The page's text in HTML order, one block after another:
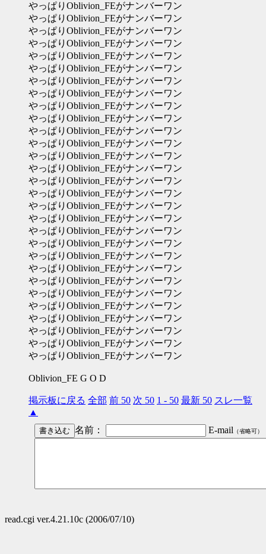
やっぱりOblivion_FEがナンバーワン
やっぱりOblivion_FEがナンバーワン
やっぱりOblivion_FEがナンバーワン
やっぱりOblivion_FEがナンバーワン
やっぱりOblivion_FEがナンバーワン
やっぱりOblivion_FEがナンバーワン
やっぱりOblivion_FEがナンバーワン
やっぱりOblivion_FEがナンバーワン
やっぱりOblivion_FEがナンバーワン
やっぱりOblivion_FEがナンバーワン
やっぱりOblivion_FEがナンバーワン
やっぱりOblivion_FEがナンバーワン
やっぱりOblivion_FEがナンバーワン
やっぱりOblivion_FEがナンバーワン
やっぱりOblivion_FEがナンバーワン
やっぱりOblivion_FEがナンバーワン
やっぱりOblivion_FEがナンバーワン
やっぱりOblivion_FEがナンバーワン
やっぱりOblivion_FEがナンバーワン
やっぱりOblivion_FEがナンバーワン
やっぱりOblivion_FEがナンバーワン
やっぱりOblivion_FEがナンバーワン
やっぱりOblivion_FEがナンバーワン
やっぱりOblivion_FEがナンバーワン
やっぱりOblivion_FEがナンバーワン
やっぱりOblivion_FEがナンバーワン
やっぱりOblivion_FEがナンバーワン
やっぱりOblivion_FEがナンバーワン
やっぱりOblivion_FEがナンバーワン
Oblivion_FE G O D
掲示板に戻る 全部 前 50 次 50 1 - 50 最新 50 スレ一覧
▲
名前：
E-mail （省略可）
read.cgi ver.4.21.10c (2006/07/10)